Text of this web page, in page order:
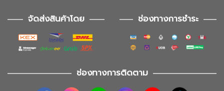
จัดส่งสินค้าโดย ช่องทางการชำระ
ช่องทางการติดตาม